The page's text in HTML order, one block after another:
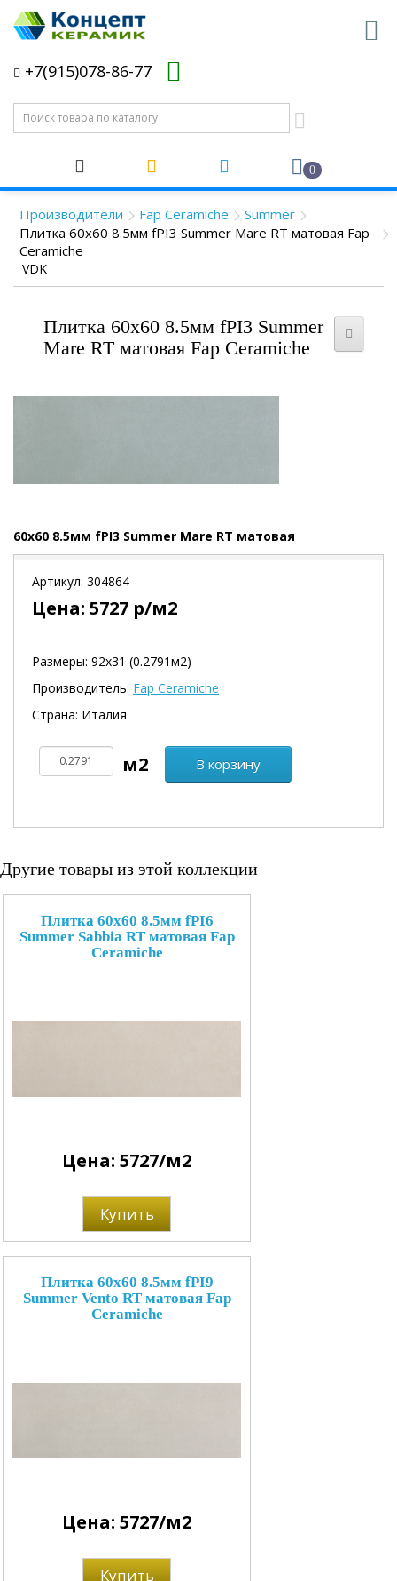
+7(915)078-86-77
0
Производители Fap Ceramiche
Summer
Плитка 60x60 8.5мм fPI3 Summer Mare RT матовая Fap
Ceramiche
VDK
Плитка 60x60 8.5мм fPI3 Summer
Mare RT матовая Fap Ceramiche
60x60 8.5мм fPI3 Summer Mare RT матовая
Артикул: 304864
Цена: 5727 р/м2
Размеры: 92х31 (0.2791м2)
Производитель: Fap Ceramiche
Страна: Италия
В корзину
Другие товары из этой коллекции
Плитка 60x60 8.5мм fPI6
Summer Sabbia RT матовая Fap
Ceramiche
Цена: 5727/м2
Купить
Плитка 60x60 8.5мм fPI9
Summer Vento RT матовая Fap
Ceramiche
Цена: 5727/м2
Купить